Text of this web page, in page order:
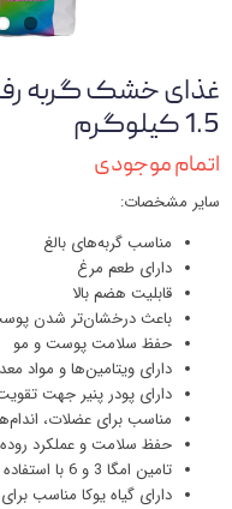
1.5 کیلوگرم
اتمام موجودی
سایر مشخصات:
مناسب گربه‌های بالغ
دارای طعم مرغ
قابلیت هضم بالا
باعث درخشان‌تر شدن
حفظ سلامت پوست و مو
دارای ویتامین‌ها و مواد
دارای پودر پنیر جهت
مناسب برای عضلات،
حفظ سلامت و عملکرد روده
تامین امگا 3 و 6 با استفاده از دانه ی کتان
دارای گیاه یوکا مناسب